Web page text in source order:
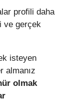
profili daha
ve gerçek
isteyen
almanız
olmak